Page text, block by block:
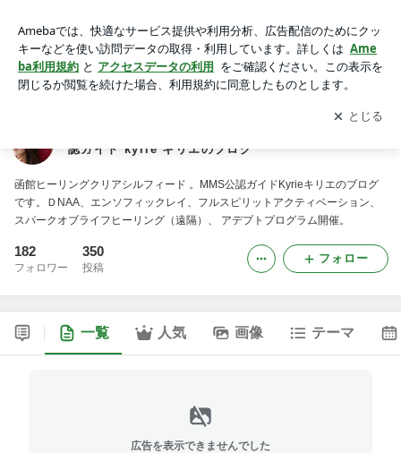
ド kyrie キリエのブログ
アプリをダウンロードして ブログの更新通知
を受け取りまし
ょう。
開く
認ガイド kyrie キリエのブログ
函館ヒーリングクリアシルフィード 。MMS公認ガイドKyrieキリエのブログ
です。ＤNAA、エンソフィックレイ、フルスピリットアクティベーション、
スパークオブライフヒーリング（遠隔）、 アデプトプログラム開催。
182
フォロワー
350
投稿
フォロー
一覧 人気 画像 テーマ
広告を表示できませんでした